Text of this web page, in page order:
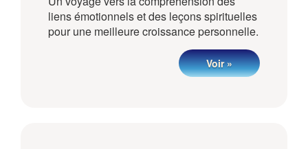
liens émotionnels et des leçons spirituelles
pour une meilleure croissance personnelle.
Voir »